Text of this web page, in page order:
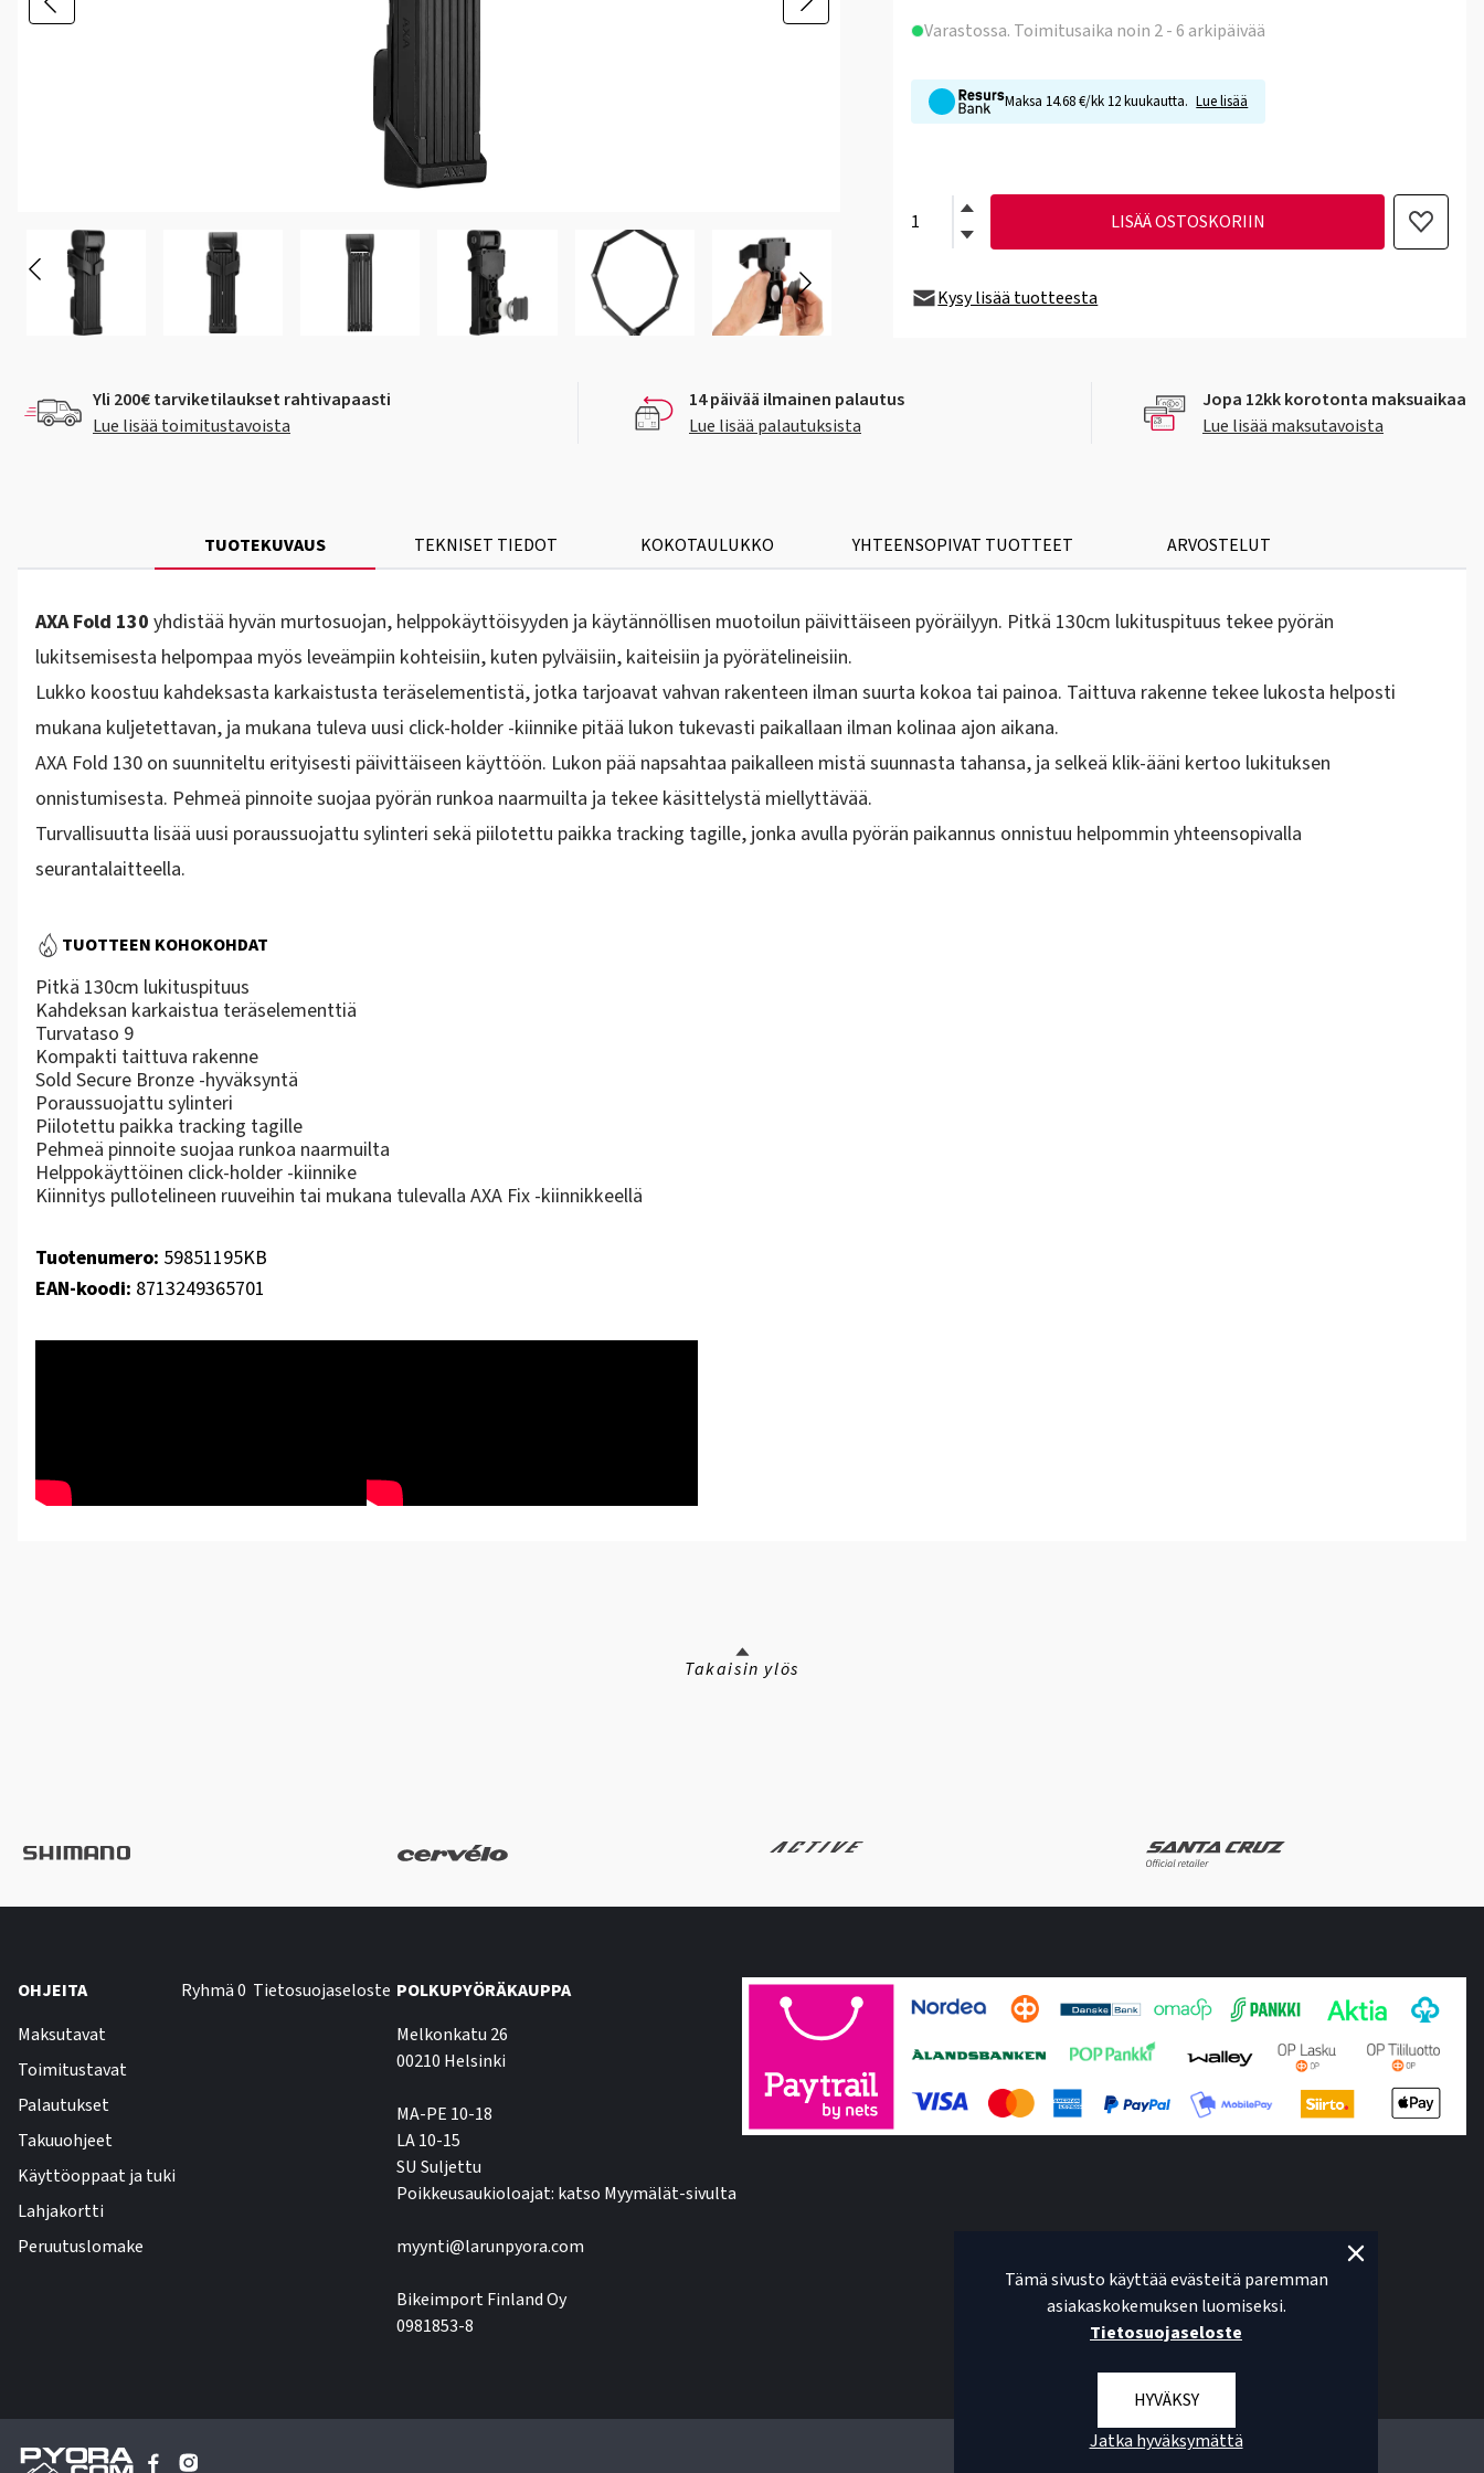
Varastossa. Toimitusaika noin 2 - 6 arkipäivää
Maksa 14.68 €/kk 12 kuukautta. Lue lisää
LISÄÄ OSTOSKORIIN
Kysy lisää tuotteesta
Yli 200€ tarviketilaukset rahtivapaasti
Lue lisää toimitustavoista
14 päivää ilmainen palautus
Lue lisää palautuksista
Jopa 12kk korotonta maksuaikaa
Lue lisää maksutavoista
TUOTEKUVAUS TEKNISET TIEDOT KOKOTAULUKKO YHTEENSOPIVAT TUOTTEET ARVOSTELUT
AXA Fold 130 yhdistää hyvän murtosuojan, helppokäyttöisyyden ja käytännöllisen muotoilun päivittäiseen pyöräilyyn. Pitkä 130cm lukituspituus tekee pyörän
lukitsemisesta helpompaa myös leveämpiin kohteisiin, kuten pylväisiin, kaiteisiin ja pyörätelineisiin.
Lukko koostuu kahdeksasta karkaistusta teräselementistä, jotka tarjoavat vahvan rakenteen ilman suurta kokoa tai painoa. Taittuva rakenne tekee lukosta helposti
mukana kuljetettavan, ja mukana tuleva uusi click-holder -kiinnike pitää lukon tukevasti paikallaan ilman kolinaa ajon aikana.
AXA Fold 130 on suunniteltu erityisesti päivittäiseen käyttöön. Lukon pää napsahtaa paikalleen mistä suunnasta tahansa, ja selkeä klik-ääni kertoo lukituksen
onnistumisesta. Pehmeä pinnoite suojaa pyörän runkoa naarmuilta ja tekee käsittelystä miellyttävää.
Turvallisuutta lisää uusi poraussuojattu sylinteri sekä piilotettu paikka tracking tagille, jonka avulla pyörän paikannus onnistuu helpommin yhteensopivalla
seurantalaitteella.
TUOTTEEN KOHOKOHDAT
Pitkä 130cm lukituspituus
Kahdeksan karkaistua teräselementtiä
Turvataso 9
Kompakti taittuva rakenne
Sold Secure Bronze -hyväksyntä
Poraussuojattu sylinteri
Piilotettu paikka tracking tagille
Pehmeä pinnoite suojaa runkoa naarmuilta
Helppokäyttöinen click-holder -kiinnike
Kiinnitys pullotelineen ruuveihin tai mukana tulevalla AXA Fix -kiinnikkeellä
Tuotenumero: 59851195KB
EAN-koodi: 8713249365701
Takaisin ylös
OHJEITA
Maksutavat
Toimitustavat
Palautukset
Takuuohjeet
Käyttöoppaat ja tuki
Lahjakortti
Peruutuslomake
Ryhmä 0 Tietosuojaseloste POLKUPYÖRÄKAUPPA
Melkonkatu 26
00210 Helsinki
MA-PE 10-18
LA 10-15
SU Suljettu
Poikkeusaukioloajat: katso Myymälät-sivulta
myynti@larunpyora.com
Bikeimport Finland Oy
0981853-8
Tämä sivusto käyttää evästeitä paremman
asiakaskokemuksen luomiseksi.
Tietosuojaseloste
HYVÄKSY
Jatka hyväksymättä